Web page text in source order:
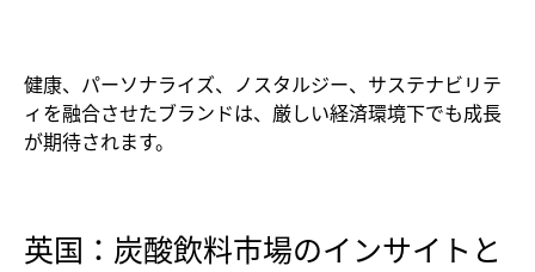
健康、パーソナライズ、ノスタルジー、サステナビリテ
ィを融合させたブランドは、厳しい経済環境下でも成長
が期待されます。
英国：炭酸飲料市場のインサイトと